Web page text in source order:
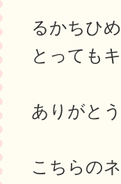
るかちひ
とっても
ありがと
こちらの